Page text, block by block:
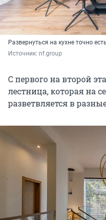
Развернуться на кухне точно
Источник: nf.group
С первого на второй
лестница, которая на
разветвляется в